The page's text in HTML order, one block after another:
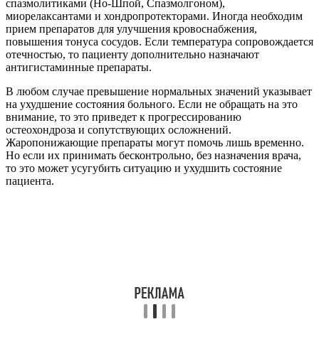
спазмолитиками (Но-Шпой, Спазмолгоном),
миорелаксантами и хондропротекторами. Иногда необходим
прием препаратов для улучшения кровоснабжения,
повышения тонуса сосудов. Если температура сопровождается
отечностью, то пациенту дополнительно назначают
антигистаминные препараты.
В любом случае превышение нормальных значений указывает
на ухудшение состояния больного. Если не обращать на это
внимание, то это приведет к прогрессированию
остеохондроза и сопутствующих осложнений.
Жаропонижающие препараты могут помочь лишь временно.
Но если их принимать бесконтрольно, без назначения врача,
то это может усугубить ситуацию и ухудшить состояние
пациента.